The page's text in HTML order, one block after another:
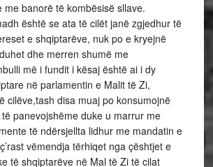
me banorë të kombësisë sllave.
është se ata të cilët janë zgjedhur të
e shqiptarëve, nuk po e kryejnë
dhe merren shumë me
më i fundit i kësaj është ai i dy
në parlamentin e Malit të Zi,
cilëve,tash disa muaj po konsumojnë
panevojshëme duke u marrur me
të ndërsjellta lidhur me mandatin e
vëmendja tërhiqet nga çështjet e
të shqiptarëve në Mal të Zi të cilat